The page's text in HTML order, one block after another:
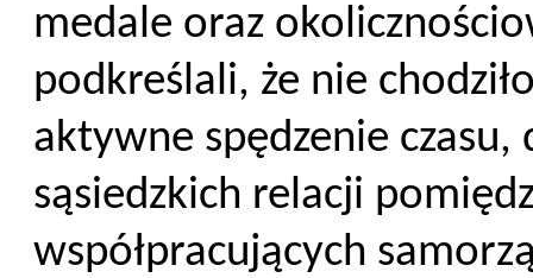
medale oraz
podkreślali, że nie
aktywne spędzenie
sąsiedzkich relacji
współpracujących